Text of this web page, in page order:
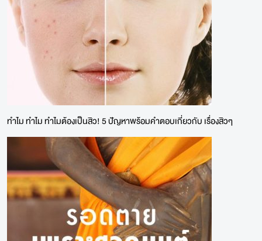
ทำไม ทำไม ทำไมต้องเป็นสิว! 5 ปัญหาพร้อมคำตอบเกี่ยวกับ เรื่องสิวๆ